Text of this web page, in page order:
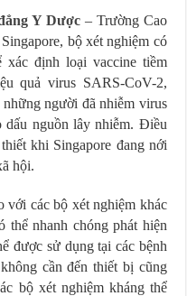
Y Dược– Trường Cao
bộ xét nghiệm có
xác định loại vaccine tiềm
quả virus SARS-CoV-2,
người đã nhiễm virus
dấu nguồn lây nhiễm. Điều
khi Singapore đang nới
xã hội.
với các bộ xét nghiệm khác
thể nhanh chóng phát hiện
được sử dụng tại các bệnh
cần đến thiết bị cũng
bộ xét nghiệm kháng thể